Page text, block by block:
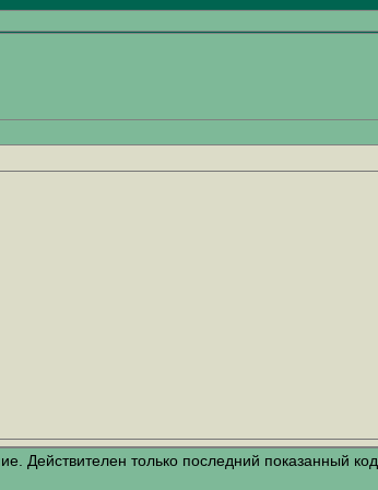
Действителен только последний показанный код.